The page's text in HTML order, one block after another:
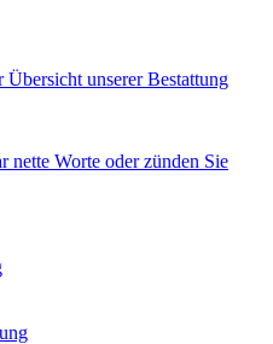
unserer Bestattung
nette Worte oder zünden Sie